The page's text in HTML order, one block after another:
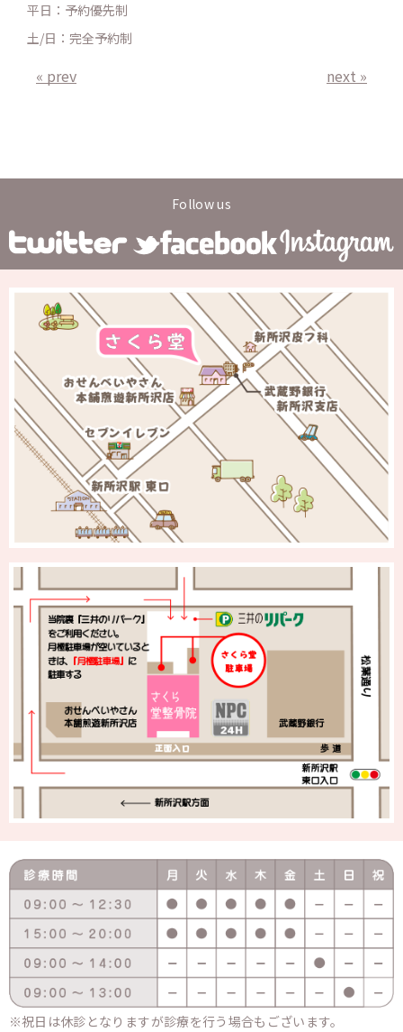
平日：予約優先制
土/日：完全予約制
« prev next »
Follow us
祝日は休診となりますが診療を行う場合もございます。